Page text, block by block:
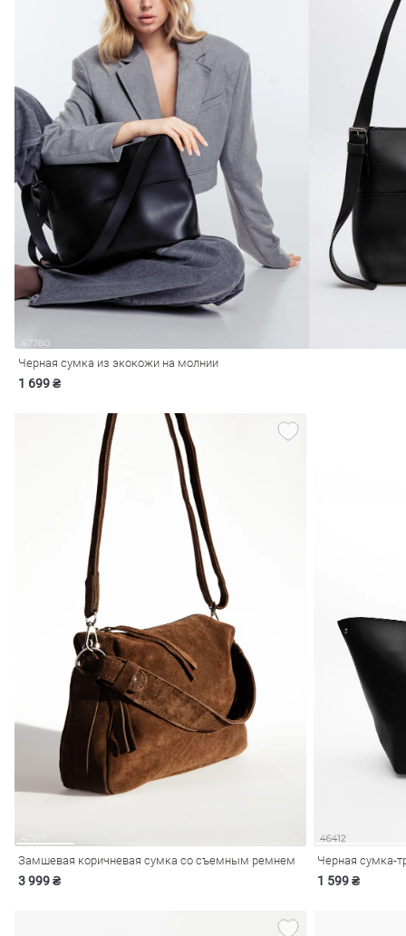
Черная сумка из экокожи на молнии
1 699 ₴
Замшевая коричневая сумка со съемным ремнем
3 999 ₴
Черная сумка-
1 599 ₴